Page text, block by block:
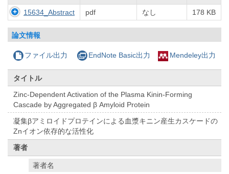
15634_Abstract pdf なし 178 KB
論文情報
ファイル出力 EndNote Basic出力 Mendeley出力
タイトル
Zinc-Dependent Activation of the Plasma Kinin-Forming
Cascade by Aggregated β Amyloid Protein
凝集βアミロイドプロテインによる血漿キニン産生カスケードの
Znイオン依存的な活性化
著者
著者名